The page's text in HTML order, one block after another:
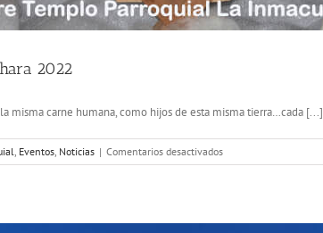
2022
misma carne humana, como hijos de esta misma tierra…cada [...]
, Eventos, Noticias | Comentarios desactivadosen
Novena